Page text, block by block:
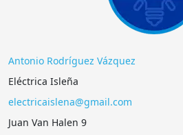
Antonio Rodríguez Vázquez
Eléctrica Isleña
electricaislena@gmail.com
Juan Van Halen 9